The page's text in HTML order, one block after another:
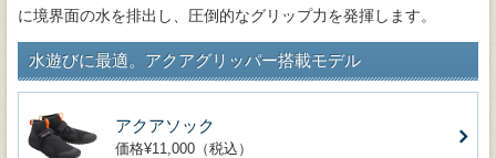
に境界面の水を排出し、圧倒的なグリップ力を発揮します。
水遊びに最適。アクアグリッパー搭載モデル
アクアソック
価格¥11,000（税込）